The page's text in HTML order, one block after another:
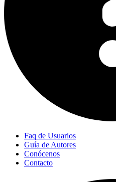
Faq de Usuarios
Guía de Autores
Conócenos
Contacto